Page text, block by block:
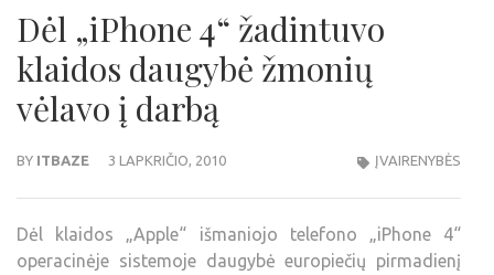
Dėl „iPhone 4“ žadintuvo
klaidos daugybė žmonių
vėlavo į darbą
BY ITBAZE 3 LAPKRIČIO, 2010 ĮVAIRENYBĖS
Dėl klaidos „Apple“ išmaniojo telefono „iPhone 4“
operacinėje sistemoje daugybė europiečių pirmadienį